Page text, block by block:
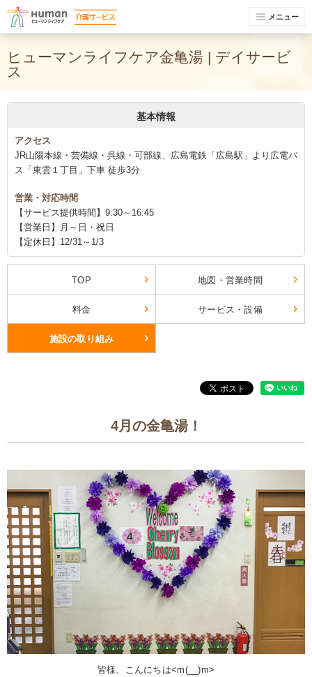
メニュー
ヒューマンライフケア金亀湯 | デイサービ
ス
基本情報
アクセス
JR山陽本線・芸備線・呉線・可部線、広島電鉄「広島駅」より広電バ
ス「東雲１丁目」下車 徒歩3分
営業・対応時間
【サービス提供時間】9:30～16:45
【営業日】月～日・祝日
【定休日】12/31～1/3
TOP 地図・営業時間
料金 サービス・設備
施設の取り組み
4月の金亀湯！
皆様、こんにちは<m(__)m>